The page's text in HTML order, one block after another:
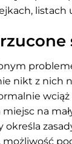
listach
nikt z nich
miejsc na
określa
możliwość